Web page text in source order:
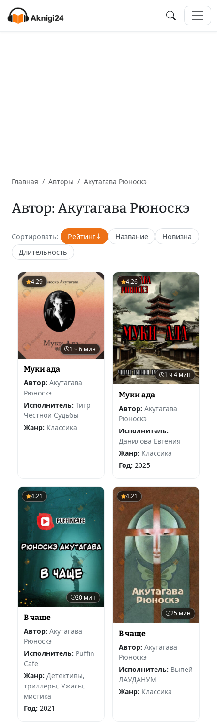
Главная Авторы Акутагава Рюноскэ
Автор: Акутагава Рюноскэ
Сортировать: Рейтинг Название
Новизна
Длительность
4.29
1 ч 6 мин
Муки ада
Автор: Акутагава
Рюноскэ
Исполнитель: Тигр
Честной Судьбы
Жанр: Классика
4.26
1 ч 4 мин
Муки ада
Автор: Акутагава
Рюноскэ
Исполнитель:
Данилова Евгения
Жанр: Классика
Год: 2025
4.21
20 мин
В чаще
Автор: Акутагава
Рюноскэ
Исполнитель: Puffin
Cafe
Жанр: Детективы,
триллеры, Ужасы,
мистика
Год: 2021
4.21
25 мин
В чаще
Автор: Акутагава
Рюноскэ
Исполнитель: Выпей
ЛАУДАНУМ
Жанр: Классика